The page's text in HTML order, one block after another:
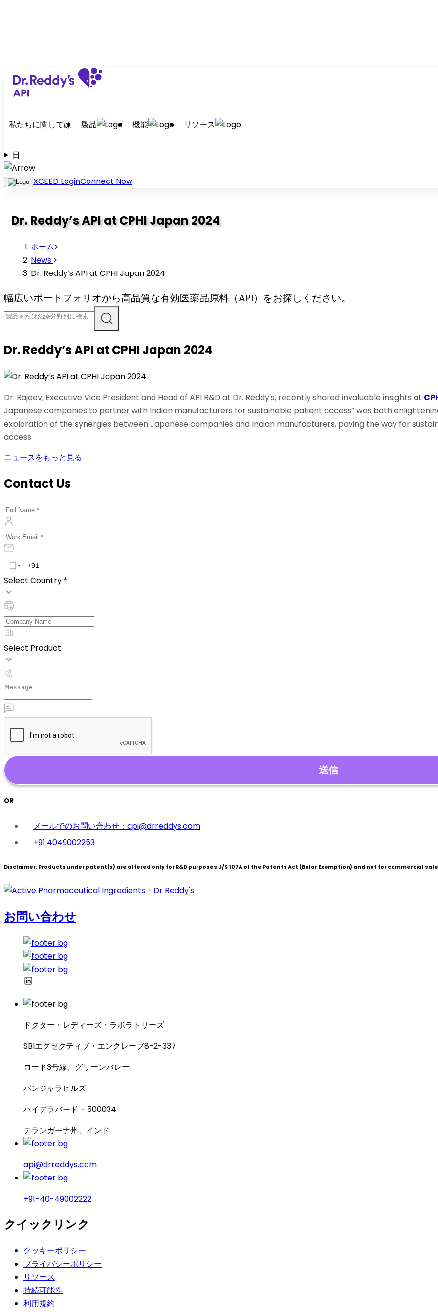
私たちに関しては 製品 機能 リソース
日
XCEED LoginConnect Now
Dr. Reddy’s API at CPHI Japan 2024
ホーム>
News >
Dr. Reddy’s API at CPHI Japan 2024
幅広いポートフォリオから高品質な有効医薬品原料（API）をお探しください。
Dr. Reddy’s API at CPHI Japan 2024
Dr. Rajeev, Executive Vice President and Head of API R&D at Dr. Reddy's, recently shared invaluable insights at
Japanese companies to partner with Indian manufacturers for sustainable patient access” was both
exploration of the synergies between Japanese companies and Indian manufacturers, paving the way for
access.
ニュースをもっと見る
Contact Us
Select Country *
Select Product
OR
メールでのお問い合わせ：api@drreddys.com
+91 4049002253
Disclaimer: Products under patent(s) are offered only for R&D purposes U/S 107A of the Patents Act (Bolar Exemption) and not for commercial
お問い合わせ
ドクター・レディーズ・ラボラトリーズ
SBIエグゼクティブ・エンクレーブ8-2-337
ロード3号線、グリーンバレー
バンジャラヒルズ
ハイデラバード – 500034
テランガーナ州、インド
api@drreddys.com
+91-40-49002222
クイックリンク
クッキーポリシー
プライバシーポリシー
リソース
持続可能性
利用規約